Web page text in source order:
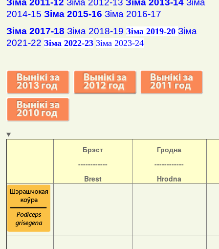
Зіма 2011-12 Зіма 2012-13 Зіма 2013-14 Зіма
2014-15 Зіма 2015-16 Зіма 2016-17
Зіма 2017-18 Зіма 2018-19 Зіма 2019-20 Зіма
2021-22 Зіма 2022-23 Зіма 2023-24
Брэст
------------
Brest
Гродна
------------
Hrodna